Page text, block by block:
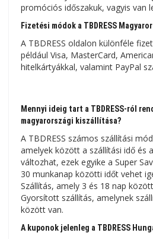
promóciós időszakuk, vagyis van
Fizetési módok a TBDRESS
A TBDRESS oldalon különféle
például Visa, MasterCard,
hitelkártyákkal, valamint PayPal
Mennyi ideig tart a TBDRESS-ról
magyarországi kiszállítása?
A TBDRESS számos szállítási
amelyek között a szállítási idő és
változhat, ezek egyike a Super
30 munkanap közötti időt vehet
Szállítás, amely 3 és 18 nap
Gyorsított szállítás, amelynek
között van.
A kuponok jelenleg a TBDRESS